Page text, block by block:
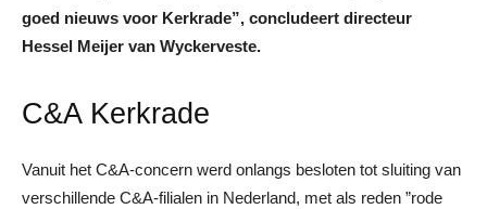
goed nieuws voor Kerkrade”, concludeert directeur
Hessel Meijer van Wyckerveste.
C&A Kerkrade
Vanuit het C&A-concern werd onlangs besloten tot sluiting van
verschillende C&A-filialen in Nederland, met als reden ”rode